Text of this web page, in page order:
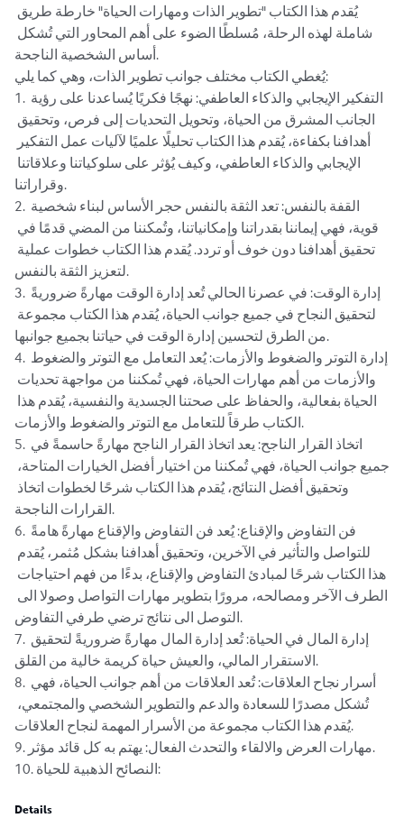
يُقدم هذا الكتاب "تطوير الذات ومهارات الحياة" خارطة طريق
شاملة لهذه الرحلة، مُسلطًا الضوء على أهم المحاور التي تُشكل
أساس الشخصية الناجحة.
يُغطي الكتاب مختلف جوانب تطوير الذات، وهي كما يلي:
1. التفكير الإيجابي والذكاء العاطفي: نهجًا فكريًا يُساعدنا على رؤية
الجانب المشرق من الحياة، وتحويل التحديات إلى فرص، وتحقيق
أهدافنا بكفاءة، يُقدم هذا الكتاب تحليلًا علميًا لآليات عمل التفكير
الإيجابي والذكاء العاطفي، وكيف يُؤثر على سلوكياتنا وعلاقاتنا
وقراراتنا.
2. القفة بالنفس: تعد الثقة بالنفس حجر الأساس لبناء شخصية
قوية، فهي إيماننا بقدراتنا وإمكانياتنا، وتُمكننا من المضي قدمًا في
تحقيق أهدافنا دون خوف أو تردد. يُقدم هذا الكتاب خطوات عملية
لتعزيز الثقة بالنفس.
3. إدارة الوقت: في عصرنا الحالي تُعد إدارة الوقت مهارةً ضروريةً
لتحقيق النجاح في جميع جوانب الحياة، يُقدم هذا الكتاب مجموعة
من الطرق لتحسين إدارة الوقت في حياتنا بجميع جوانبها.
4. إدارة التوتر والضغوط والأزمات: يُعد التعامل مع التوتر والضغوط
والأزمات من أهم مهارات الحياة، فهي تُمكننا من مواجهة تحديات
الحياة بفعالية، والحفاظ على صحتنا الجسدية والنفسية، يُقدم هذا
الكتاب طرقاً للتعامل مع التوتر والضغوط والأزمات.
5. اتخاذ القرار الناجح: يعد اتخاذ القرار الناجح مهارةً حاسمةً في
جميع جوانب الحياة، فهي تُمكننا من اختيار أفضل الخيارات المتاحة،
وتحقيق أفضل النتائج، يُقدم هذا الكتاب شرحًا لخطوات اتخاذ
القرارات الناجحة.
6. فن التفاوض والإقناع: يُعد فن التفاوض والإقناع مهارةً هامةً
للتواصل والتأثير في الآخرين، وتحقيق أهدافنا بشكل مُثمر، يُقدم
هذا الكتاب شرحًا لمبادئ التفاوض والإقناع، بدءًا من فهم احتياجات
الطرف الآخر ومصالحه، مرورًا بتطوير مهارات التواصل وصولا الى
التوصل الى نتائج ترضي طرفي التفاوض.
7. إدارة المال في الحياة: تُعد إدارة المال مهارةً ضروريةً لتحقيق
الاستقرار المالي، والعيش حياة كريمة خالية من القلق.
8. أسرار نجاح العلاقات: تُعد العلاقات من أهم جوانب الحياة، فهي
تُشكل مصدرًا للسعادة والدعم والتطوير الشخصي والمجتمعي،
يُقدم هذا الكتاب مجموعة من الأسرار المهمة لنجاح العلاقات.
9. مهارات العرض والالقاء والتحدث الفعال: يهتم به كل قائد مؤثر.
10. النصائح الذهبية للحياة:
Details